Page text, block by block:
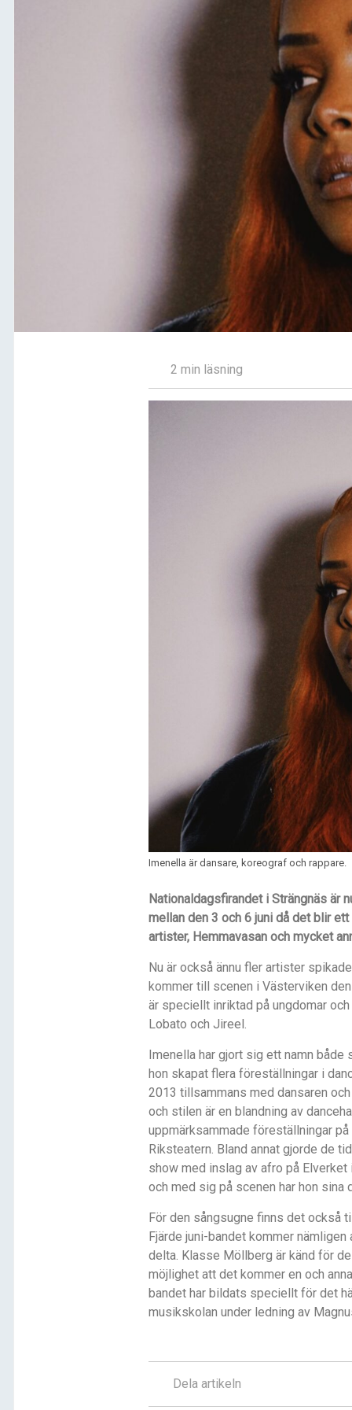
2 min läsning
Imenella är dansare, koreograf och rappare.
Nationaldagsfirandet i Strängnäs är
mellan den 3 och 6 juni då det blir
artister, Hemmavasan och mycket
Nu är också ännu fler artister
kommer till scenen i Västerviken
är speciellt inriktad på ungdomar
Lobato och Jireel.
Imenella har gjort sig ett namn både
hon skapat flera föreställningar i
2013 tillsammans med dansaren
och stilen är en blandning av
uppmärksammade föreställningar
Riksteatern. Bland annat gjorde de
show med inslag av afro på
och med sig på scenen har hon sina
För den sångsugne finns det också
Fjärde juni-bandet kommer
delta. Klasse Möllberg är känd för
möjlighet att det kommer en och
bandet har bildats speciellt för det
musikskolan under ledning av
Dela artikeln